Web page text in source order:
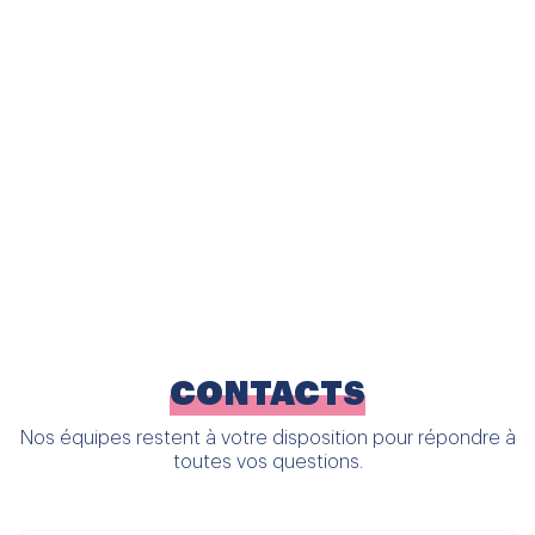
CONTACTS
Nos équipes restent à votre disposition pour répondre à
toutes vos questions.